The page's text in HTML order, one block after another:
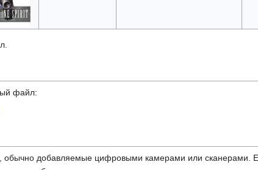
файл:
добавляемые цифровыми камерами или сканерами.